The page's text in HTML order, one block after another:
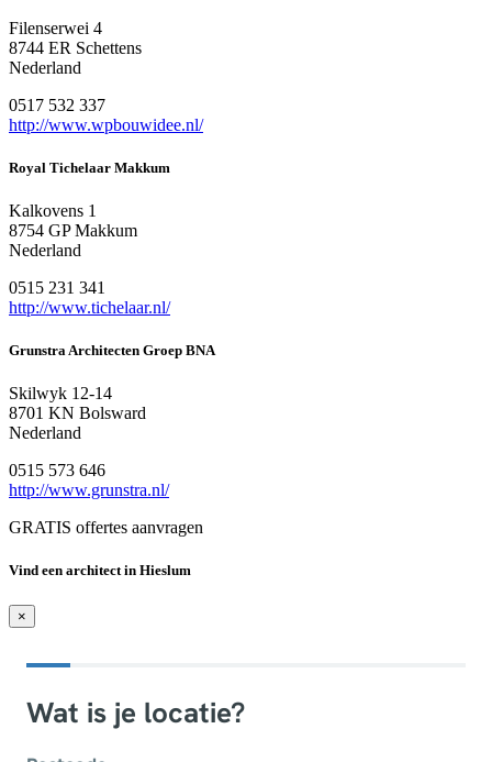
Filenserwei 4
8744 ER Schettens
Nederland
0517 532 337
http://www.wpbouwidee.nl/
Royal Tichelaar Makkum
Kalkovens 1
8754 GP Makkum
Nederland
0515 231 341
http://www.tichelaar.nl/
Grunstra Architecten Groep BNA
Skilwyk 12-14
8701 KN Bolsward
Nederland
0515 573 646
http://www.grunstra.nl/
GRATIS offertes aanvragen
Vind een architect in Hieslum
×